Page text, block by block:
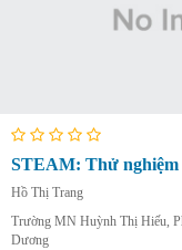
STEAM: Thử
Hồ Thị Trang
Trường MN Huỳnh Thị Hiếu,
Dương